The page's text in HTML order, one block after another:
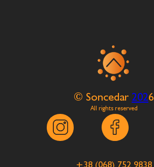
© Soncedar 2026
+38 (068) 752 9838
All rights reserved